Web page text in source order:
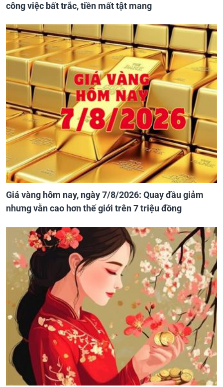
công việc bất trắc, tiền mất tật mang
Giá vàng hôm nay, ngày 7/8/2026: Quay đầu giảm
nhưng vẫn cao hơn thế giới trên 7 triệu đồng